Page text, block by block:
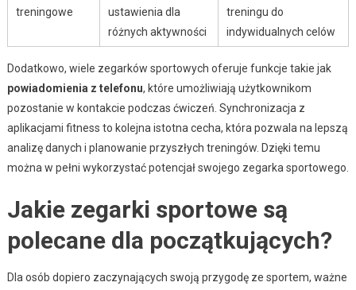
treningowe
ustawienia dla
różnych aktywności
treningu do
indywidualnych celów
Dodatkowo, wiele zegarków sportowych oferuje funkcje takie jak
powiadomienia z telefonu, które umożliwiają użytkownikom
pozostanie w kontakcie podczas ćwiczeń. Synchronizacja z
aplikacjami fitness to kolejna istotna cecha, która pozwala na lepszą
analizę danych i planowanie przyszłych treningów. Dzięki temu
można w pełni wykorzystać potencjał swojego zegarka sportowego.
Jakie zegarki sportowe są
polecane dla początkujących?
Dla osób dopiero zaczynających swoją przygodę ze sportem, ważne